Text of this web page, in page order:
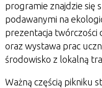
programie znajdzie się
podawanymi na
prezentacja twórczości
oraz wystawa prac
środowisko z lokalną
Ważną częścią pikniku